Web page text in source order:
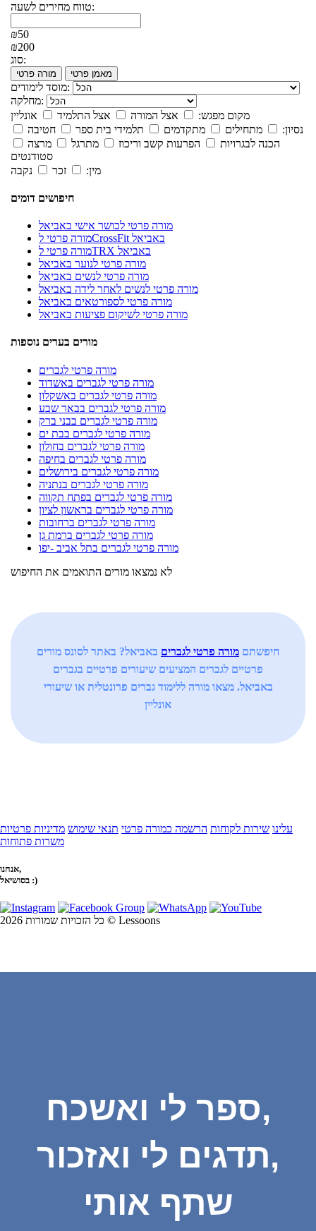
טווח מחירים לשעה:
₪50
₪200
סוג:
מורה פרטי מאמן פרטי
מוסד לימודים:
מחלקה:
מקום מפגש:
אצל המורה אצל התלמיד
אונליין
נסיון:
מתחילים מתקדמים תלמידי בית ספר
חטיבה
הכנה לבגרויות
הפרעות קשב וריכוז מתרגל
מרצה
סטודנטים
מין:
זכר נקבה
חיפושים דומים
מורה פרטי לכושר אישי באביאל
מורה פרטי לCrossFit באביאל
מורה פרטי לTRX באביאל
מורה פרטי לנוער באביאל
מורה פרטי לנשים באביאל
מורה פרטי לנשים לאחר לידה באביאל
מורה פרטי לספורטאים באביאל
מורה פרטי לשיקום פציעות באביאל
מורים בערים נוספות
מורה פרטי לגברים
מורה פרטי לגברים באשדוד
מורה פרטי לגברים באשקלון
מורה פרטי לגברים בבאר שבע
מורה פרטי לגברים בבני ברק
מורה פרטי לגברים בבת ים
מורה פרטי לגברים בחולון
מורה פרטי לגברים בחיפה
מורה פרטי לגברים בירושלים
מורה פרטי לגברים בנתניה
מורה פרטי לגברים בפתח תקווה
מורה פרטי לגברים בראשון לציון
מורה פרטי לגברים ברחובות
מורה פרטי לגברים ברמת גן
מורה פרטי לגברים בתל אביב -יפו
לא נמצאו מורים התואמים את החיפוש
חיפשתם מורה פרטי לגברים באביאל? באתר לסונס מורים
פרטיים לגברים המציעים שיעורים פרטיים בגברים
באביאל. מצאו מורה ללימוד גברים פרונטלית או שיעורי
אונליין
עלינו שירות לקוחות הרשמה כמורה פרטי תנאי שימוש מדיניות פרטיות
משרות פתוחות
אנחנו,
בסושיאל :)
כל הזכויות שמורות 2026 © Lessoons
ספר לי ואשכח,
תדגים לי ואזכור,
שתף אותי